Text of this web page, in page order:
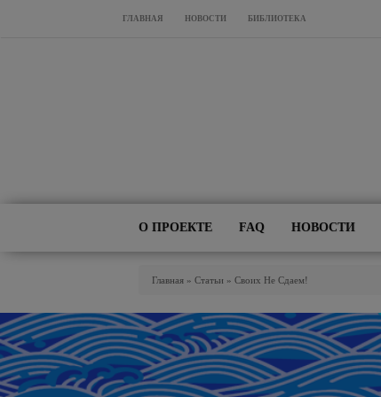
Перейти к основному содержанию
ГЛАВНАЯ НОВОСТИ БИБЛИОТЕКА
О ПРОЕКТЕ FAQ НОВОСТИ
Главная » Статьи » Своих Не Сдаем!